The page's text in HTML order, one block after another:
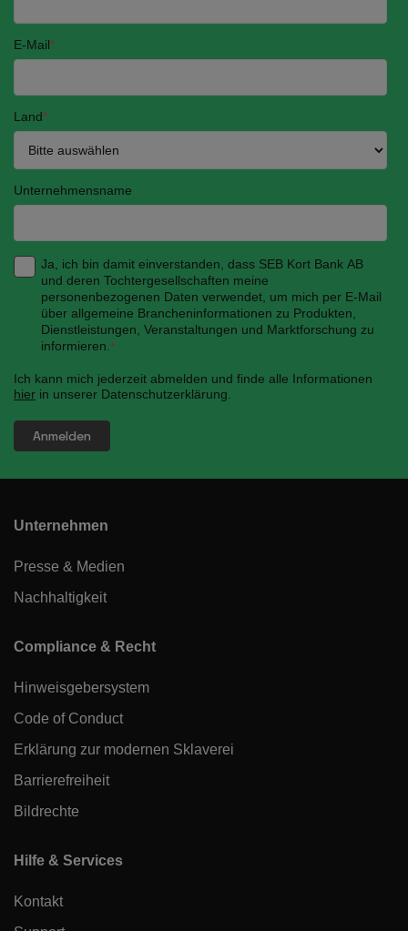
E-Mail*
Land*
Unternehmensname
Ja, ich bin damit einverstanden, dass SEB Kort Bank AB
und deren Tochtergesellschaften meine
personenbezogenen Daten verwendet, um mich per E-Mail
über allgemeine Brancheninformationen zu Produkten,
Dienstleistungen, Veranstaltungen und Marktforschung zu
informieren. *
Ich kann mich jederzeit abmelden und finde alle Informationen
hier in unserer Datenschutzerklärung.
Unternehmen
Presse & Medien
Nachhaltigkeit
Compliance & Recht
Hinweisgebersystem
Code of Conduct
Erklärung zur modernen Sklaverei
Barrierefreiheit
Bildrechte
Hilfe & Services
Kontakt